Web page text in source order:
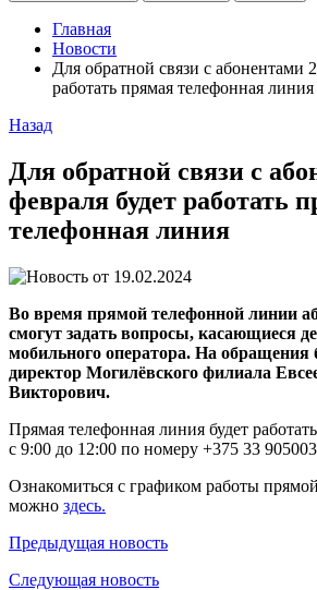
Главная
Новости
Для обратной связи с абонентами
работать прямая телефонная линия
Назад
Для обратной связи с
февраля будет работать
телефонная линия
19.02.2024
Во время прямой телефонной линии
смогут задать вопросы, касающиеся
мобильного оператора. На обращения
директор Могилёвского филиала
Викторович.
Прямая телефонная линия будет
с 9:00 до 12:00 по номеру +375 33
Ознакомиться с графиком работы
можно здесь.
Предыдущая новость
Следующая новость